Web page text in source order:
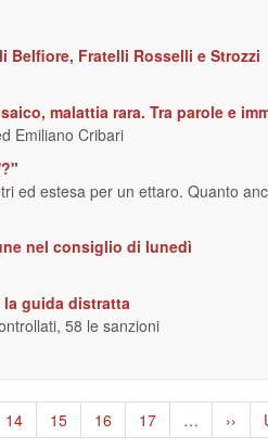
Belfiore, Fratelli Rosselli e Strozzi
malattia rara. Tra parole e
Emiliano Cribari
ed estesa per un ettaro. Quanto
nel consiglio di lunedì
la guida distratta
58 le sanzioni
Page
14 Page
15 Page
16 Page
17 … ››